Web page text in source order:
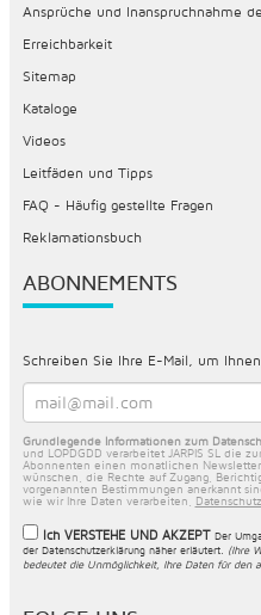
Ansprüche und Inanspruchnahme
Erreichbarkeit
Sitemap
Kataloge
Videos
Leitfäden und Tipps
FAQ - Häufig gestellte Fragen
Reklamationsbuch
ABONNEMENTS
Schreiben Sie Ihre E-Mail, um
Grundlegende Informationen zum
und LOPDGDD verarbeitet JARPIS SL die
Abonnenten einen monatlichen
wünschen, die Rechte auf Zugang,
vorgenannten Bestimmungen anerkannt
wie wir Ihre Daten verarbeiten,
Datenschutz
Ich VERSTEHE UND AKZEPT Der
der Datenschutzerklärung näher erläutert.
(Ihre
bedeutet die Unmöglichkeit, Ihre Daten für den